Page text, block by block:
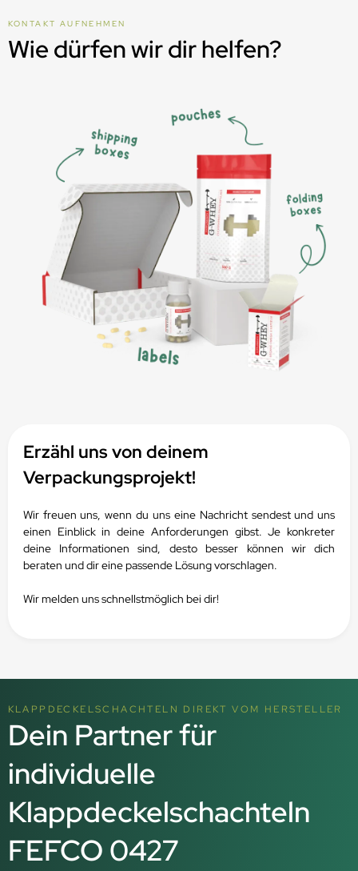
KONTAKT AUFNEHMEN
Wie dürfen wir dir helfen?
Erzähl uns von deinem
Verpackungsprojekt!
Wir freuen uns, wenn du uns eine Nachricht sendest und uns
einen Einblick in deine Anforderungen gibst.Je konkreter
deine Informationen sind, desto besser können wir dich
beraten und dir eine passende Lösung vorschlagen.
Wir melden uns schnellstmöglich bei dir!
KLAPPDECKELSCHACHTELN DIREKT VOM HERSTELLER
Dein Partner für
individuelle
Klappdeckelschachteln
FEFCO 0427